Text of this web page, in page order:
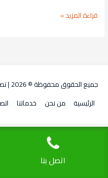
قراءة المزيد »
جميع الحقوق محفوظة © 2026 |
الرئيسية
من نحن خدماتنا
اتصل بنا